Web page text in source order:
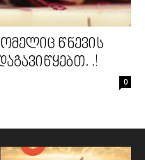
წნევის
.!
0